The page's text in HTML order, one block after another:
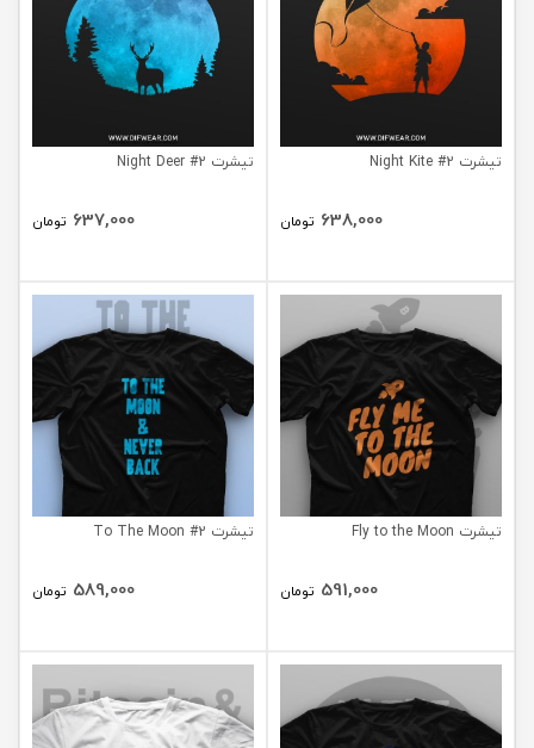
تیشرت Night Kite #2
638,000 تومان
تیشرت Night Deer #2
637,000 تومان
تیشرت Fly to the Moon
591,000 تومان
تیشرت To The Moon #2
589,000 تومان